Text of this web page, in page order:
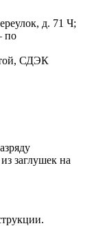
д. 71 Ч;
по
СДЭК
заглушек на